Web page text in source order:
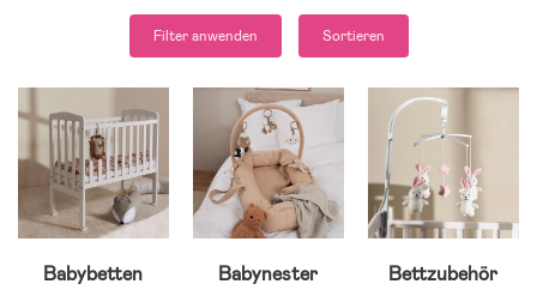
Filter anwenden Sortieren
Babybetten Babynester Bettzubehör